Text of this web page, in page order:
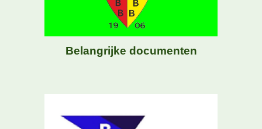
Belangrijke documenten